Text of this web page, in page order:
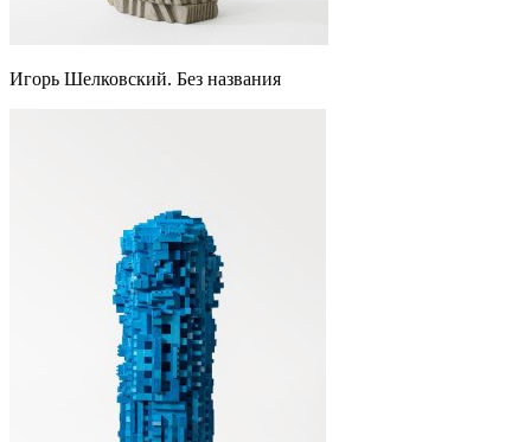
Игорь Шелковский. Без названия